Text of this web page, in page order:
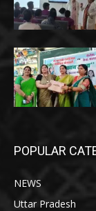
POPULAR
NEWS
Uttar Pradesh